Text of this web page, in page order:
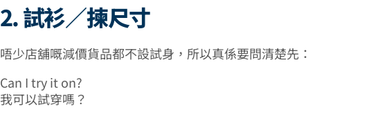
2. 試衫／揀尺寸
唔少店舖嘅減價貨品都不設試身，所以真係要問清楚先：
Can I try it on?
我可以試穿嗎？